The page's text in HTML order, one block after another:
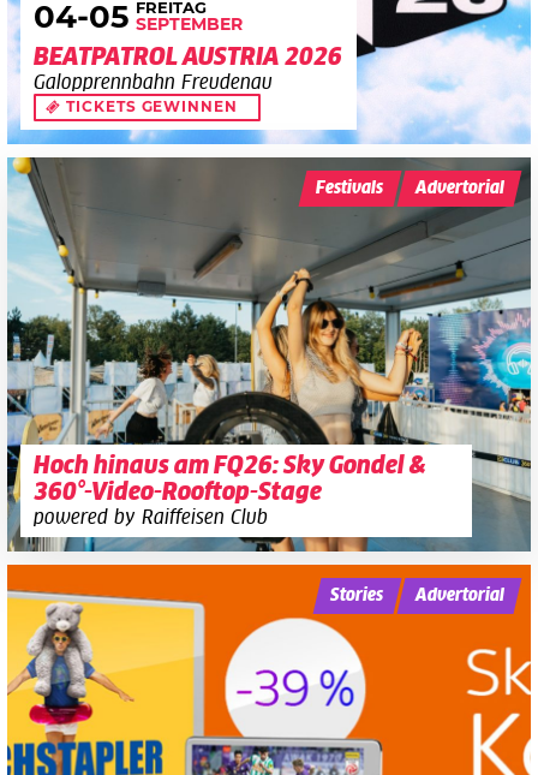
04-05 FREITAG
SEPTEMBER
BEATPATROL AUSTRIA 2026
Galopprennbahn Freudenau
TICKETS GEWINNEN
Hoch hinaus am FQ26: Sky Gondel &
360°-Video-Rooftop-Stage
powered by Raiffeisen Club
Festivals Advertorial
Stories Advertorial